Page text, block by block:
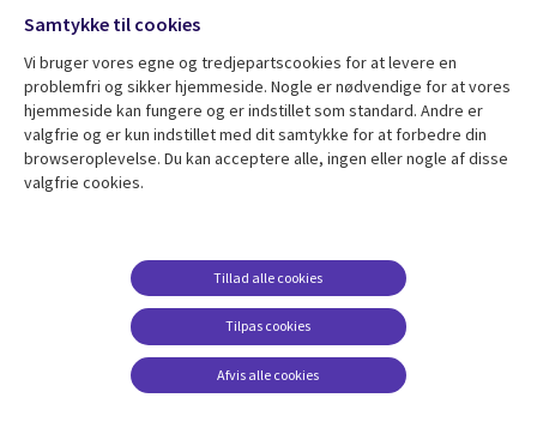
Se mere
Library
DENMARK
Artikler
Kundehistorier
Support
Accessibility
Suppliers
Change consent
Media
DENMARK
Samtykke til cookies
Vi bruger vores egne og tredjepartscookies for at levere en
problemfri og sikker hjemmeside. Nogle er nødvendige for at vores
hjemmeside kan fungere og er indstillet som standard. Andre er
valgfrie og er kun indstillet med dit samtykke for at forbedre din
browseroplevelse. Du kan acceptere alle, ingen eller nogle af disse
valgfrie cookies.
Tilpas cookies
Tillad alle cookies
Afvis alle cookies